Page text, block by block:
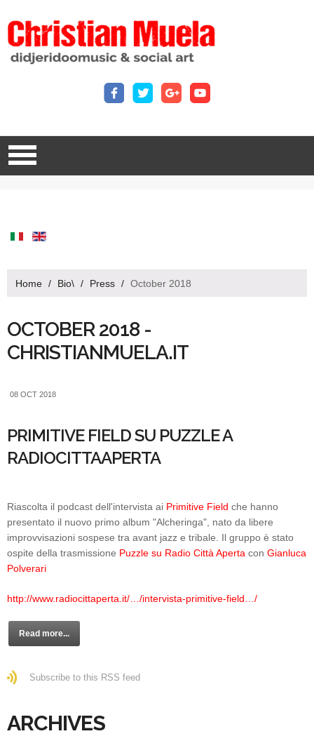
Home / Bio\ / Press / October 2018
OCTOBER 2018 -
CHRISTIANMUELA.IT
08 OCT 2018
PRIMITIVE FIELD SU PUZZLE A
RADIOCITTAAPERTA
Riascolta il podcast dell'intervista ai Primitive Field che hanno
presentato il nuovo primo album "Alcheringa", nato da libere
improvvisazioni sospese tra avant jazz e tribale. Il gruppo è stato
ospite della trasmissione Puzzle su Radio Città Aperta con Gianluca
Polverari
http://www.radiocittaperta.it/…/intervista-primitive-field…/
Read more...
Subscribe to this RSS feed
ARCHIVES